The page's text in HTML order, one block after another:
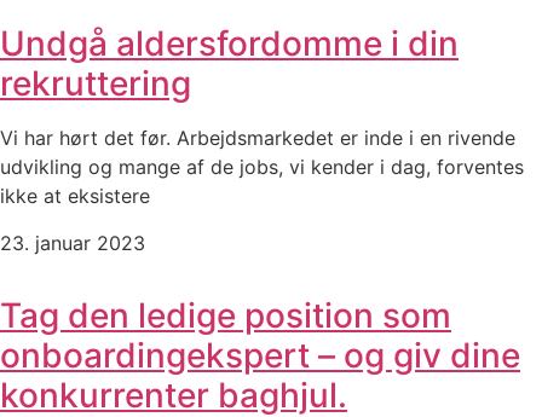
Undgå aldersfordomme i din
rekruttering
Vi har hørt det før. Arbejdsmarkedet er inde i en rivende
udvikling og mange af de jobs, vi kender i dag, forventes
ikke at eksistere
23. januar 2023
Tag den ledige position som
onboardingekspert – og giv dine
konkurrenter baghjul.